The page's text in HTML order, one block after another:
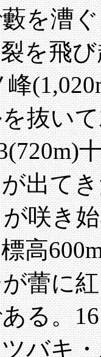
を漕
を飛
峰
抜い
出て
咲き
高
蕾に
る。
バキ